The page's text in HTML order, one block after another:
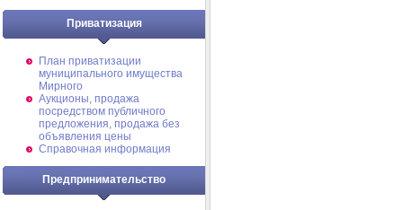
Приватизация
План приватизации
муниципального имущества
Мирного
Аукционы, продажа
посредством публичного
предложения, продажа без
объявления цены
Справочная информация
Предпринимательство